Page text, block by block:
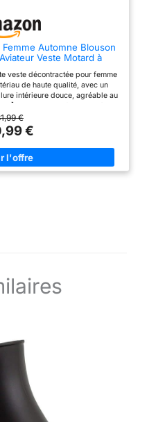
d'autres occasions. Conseils
d'entretien : Température
pas blanchir. Ne pas sécher en
machine. Veuillez consulter
notre tableau des tailles avant
Automne Blouson
Veste Motard à
Veste de Transition
Fermeture Éclair pour
MZ721 XL
veste décontractée pour femme
de haute qualité, avec un
intérieure douce, agréable au
】:Col montant, fermeture à
ourlet contrasté, fermeture à
à boutons. Cette veste
propre style 【Match】:Cette
est parfaite pour un look
et un jean. Convient pour
tout au long de l'année.
/ l'école / l'activité de plein air /
à des jeans ou des leggings et
€
€